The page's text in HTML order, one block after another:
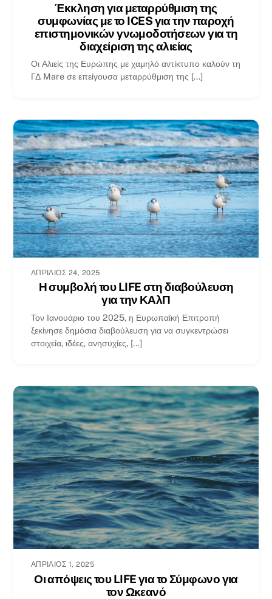
Έκκληση για μεταρρύθμιση της
συμφωνίας με το ICES για την παροχή
επιστημονικών γνωμοδοτήσεων για τη
διαχείριση της αλιείας
Οι Αλιείς της Ευρώπης με χαμηλό αντίκτυπο καλούν τη
ΓΔ Mare σε επείγουσα μεταρρύθμιση της [...]
ΑΠΡΊΛΙΟΣ 24, 2025
Η συμβολή του LIFE στη διαβούλευση
για την ΚΑλΠ
Τον Ιανουάριο του 2025, η Ευρωπαϊκή Επιτροπή
ξεκίνησε δημόσια διαβούλευση για να συγκεντρώσει
στοιχεία, ιδέες, ανησυχίες, [...]
ΑΠΡΊΛΙΟΣ 1, 2025
Οι απόψεις του LIFE για το Σύμφωνο για
τον Ωκεανό